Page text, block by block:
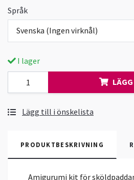
Språk
Svenska (Ingen virknål)
I lager
Lägg till i önskelista
PRODUKTBESKRIVNING
Amigurumi kit för